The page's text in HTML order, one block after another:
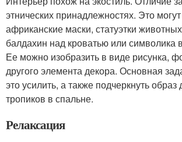
этнических принадлежностях. Это
африканские маски, статуэтки
балдахин над кроватью или символика
Ее можно изобразить в виде рисунка,
другого элемента декора. Основная
это усилить, а также подчеркнуть образ
тропиков в спальне.
Релаксация